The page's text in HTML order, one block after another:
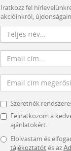
Iratkozz fel
akcióinkról,
Szeretnék
Feliratkozom a
ajánlatokért.
Elolvastam és
tájékoztatótés az